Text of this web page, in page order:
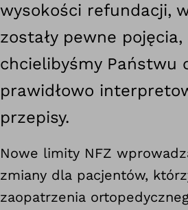
wysokości refundacji,
zostały pewne
chcielibyśmy Państwu
prawidłowo
przepisy.
Nowe limity NFZ
zmiany dla pacjentów,
zaopatrzenia